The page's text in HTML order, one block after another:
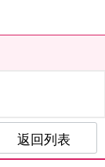
返回列表